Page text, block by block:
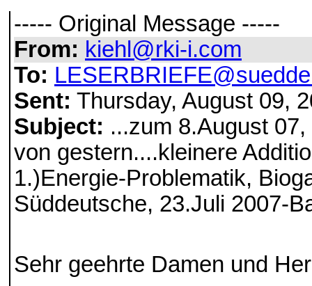
----- Original Message -----
From: kiehl@rki-i.com
To:
Sent: Thursday, August 09,
Subject: ...zum 8.August
von gestern....kleinere
1.)Energie-Problematik,
Süddeutsche, 23.Juli 2007-
Sehr geehrte Damen und